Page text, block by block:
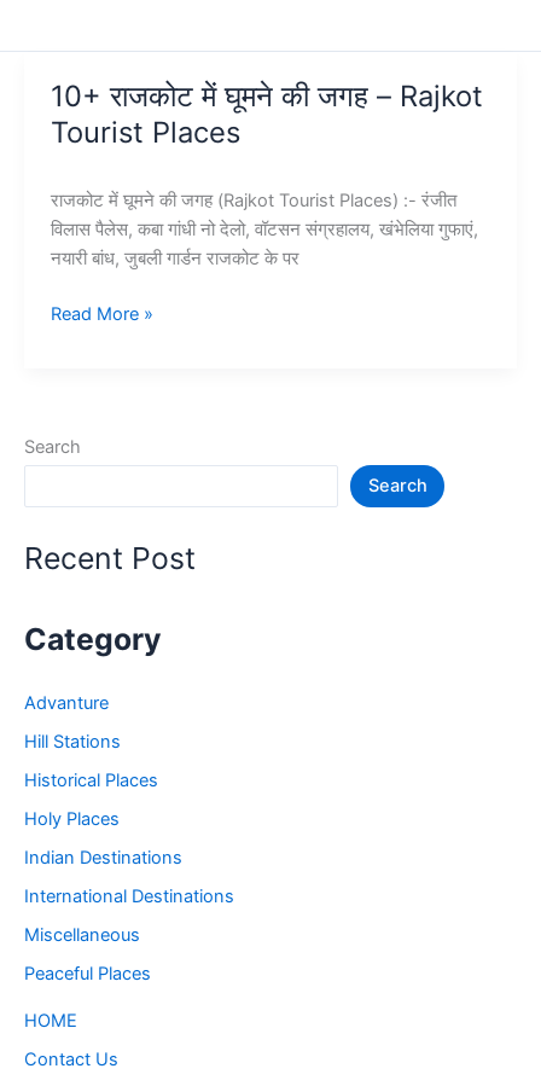
10+ राजकोट में घूमने की जगह – Rajkot
Tourist Places
राजकोट में घूमने की जगह (Rajkot Tourist Places) :- रंजीत
विलास पैलेस, कबा गांधी नो देलो, वॉटसन संग्रहालय, खंभेलिया गुफाएं,
नयारी बांध, जुबली गार्डन राजकोट के पर
10+
जगह
Places
Read More »
Search
Search
Recent Post
Category
Advanture
Hill Stations
Historical Places
Holy Places
Indian Destinations
International Destinations
Miscellaneous
Peaceful Places
HOME
Contact Us